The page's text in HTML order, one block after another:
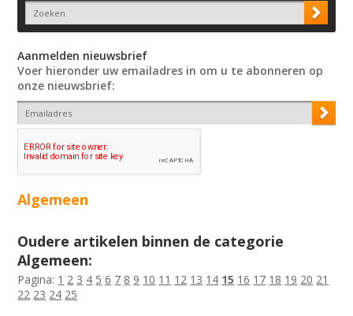
Aanmelden nieuwsbrief
Voer hieronder uw emailadres in om u te abonneren op
onze nieuwsbrief:
Algemeen
Oudere artikelen binnen de categorie
Algemeen:
Pagina: 1 2 3 4 5 6 7 8 9 10 11 12 13 14 15 16 17 18 19 20 21
22 23 24 25